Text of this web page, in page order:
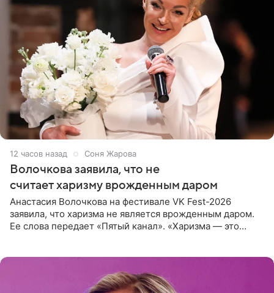
12 часов назад Соня Жарова
Волочкова заявила, что не
считает харизму врожденным даром
Анастасия Волочкова на фестивале VK Fest-2026
заявила, что харизма не является врожденным даром.
Ее слова передает «Пятый канал». «Харизма — это